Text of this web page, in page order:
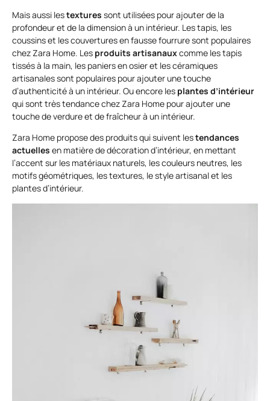
Mais aussi lestextures sont utilisées pour ajouter de la
profondeur et de la dimension à un intérieur. Les tapis, les
coussins et les couvertures en fausse fourrure sont populaires
chez Zara Home. Les produits artisanauxcomme les tapis
tissés à la main, les paniers en osier et les céramiques
artisanales sont populaires pour ajouter une touche
d’authenticité à un intérieur. Ou encore les plantes d’intérieur
qui sont très tendance chez Zara Home pour ajouter une
touche de verdure et de fraîcheur à un intérieur.
Zara Home propose des produits qui suivent lestendances
actuelles en matière de décoration d’intérieur, en mettant
l’accent sur les matériaux naturels, les couleurs neutres, les
motifs géométriques, les textures, le style artisanal et les
plantes d’intérieur.